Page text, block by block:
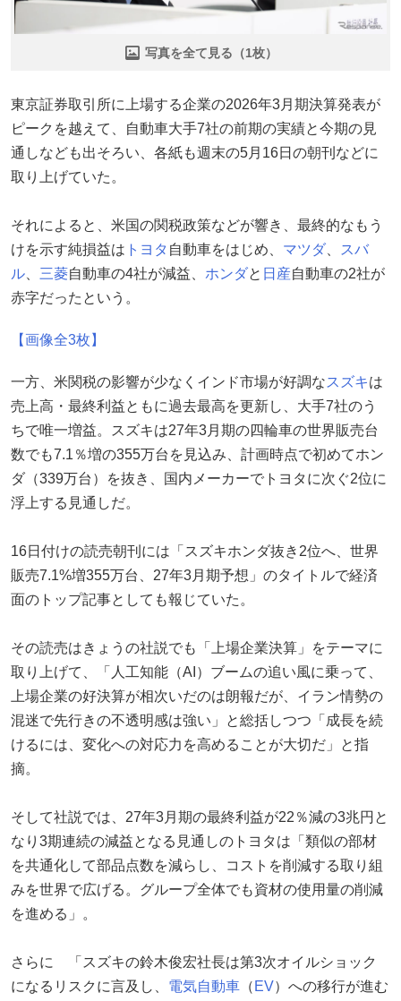
写真を全て見る（1枚）
東京証券取引所に上場する企業の2026年3月期決算発表が
ピークを越えて、自動車大手7社の前期の実績と今期の見
通しなども出そろい、各紙も週末の5月16日の朝刊などに
取り上げていた。
それによると、米国の関税政策などが響き、最終的なもう
けを示す純損益は トヨタ 自動車をはじめ、 マツダ
スバ
ル
三菱自動車の4社が減益、 ホンダと 日産自動車の2社が
赤字だったという。
【画像全3枚】
一方、米関税の影響が少なくインド市場が好調なスズキは
売上高・最終利益ともに過去最高を更新し、大手7社のう
ちで唯一増益。スズキは27年3月期の四輪車の世界販売台
数でも7.1％増の355万台を見込み、計画時点で初めてホン
ダ（339万台）を抜き、国内メーカーでトヨタに次ぐ2位に
浮上する見通しだ。
16日付けの読売朝刊には「スズキホンダ抜き2位へ、世界
販売7.1%増355万台、27年3月期予想」のタイトルで経済
面のトップ記事としても報じていた。
その読売はきょうの社説でも「上場企業決算」をテーマに
取り上げて、「人工知能（AI）ブームの追い風に乗って、
上場企業の好決算が相次いだのは朗報だが、イラン情勢の
混迷で先行きの不透明感は強い」と総括しつつ「成長を続
けるには、変化への対応力を高めることが大切だ」と指
摘。
そして社説では、27年3月期の最終利益が22％減の3兆円と
なり3期連続の減益となる見通しのトヨタは「類似の部材
を共通化して部品点数を減らし、コストを削減する取り組
みを世界で広げる。グループ全体でも資材の使用量の削減
を進める」。
さらに 「スズキの鈴木俊宏社長は第3次オイルショック
になるリスクに言及し、 電気自動車 （ EV）への移行が進む